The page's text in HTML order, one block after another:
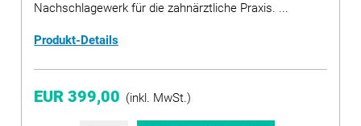
Nachschlagewerk für die zahnärztliche Praxis. ...
Produkt-Details
EUR 399,00 (inkl. MwSt.)